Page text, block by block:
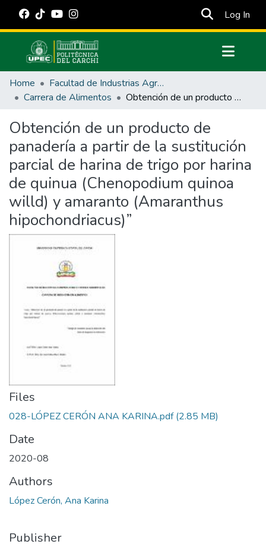
Log In
Communities & Collections
All of DSpace
Estadísticas Externas
Manuales
Home
Facultad de Industrias Agropecuarias y Ciencias Ambientales
Carrera de Alimentos
Obtención de un producto de panadería a partir de la sustitución parcial de harina de trigo por harina de quinua (Chenopodium quinoa willd) y amaranto (Amaranthus hipochondriacus)”
Obtención de un producto de
panadería a partir de la sustitución
parcial de harina de trigo por harina
de quinua (Chenopodium quinoa
willd) y amaranto (Amaranthus
hipochondriacus)”
Files
028-LÓPEZ CERÓN ANA KARINA.pdf(2.85 MB)
Date
2020-08
Authors
López Cerón, Ana Karina
Publisher